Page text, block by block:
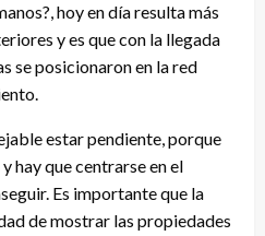
hoy en día resulta más
y es que con la llegada
se posicionaron en la red
estar pendiente, porque
hay que centrarse en el
Es importante que la
de mostrar las propiedades